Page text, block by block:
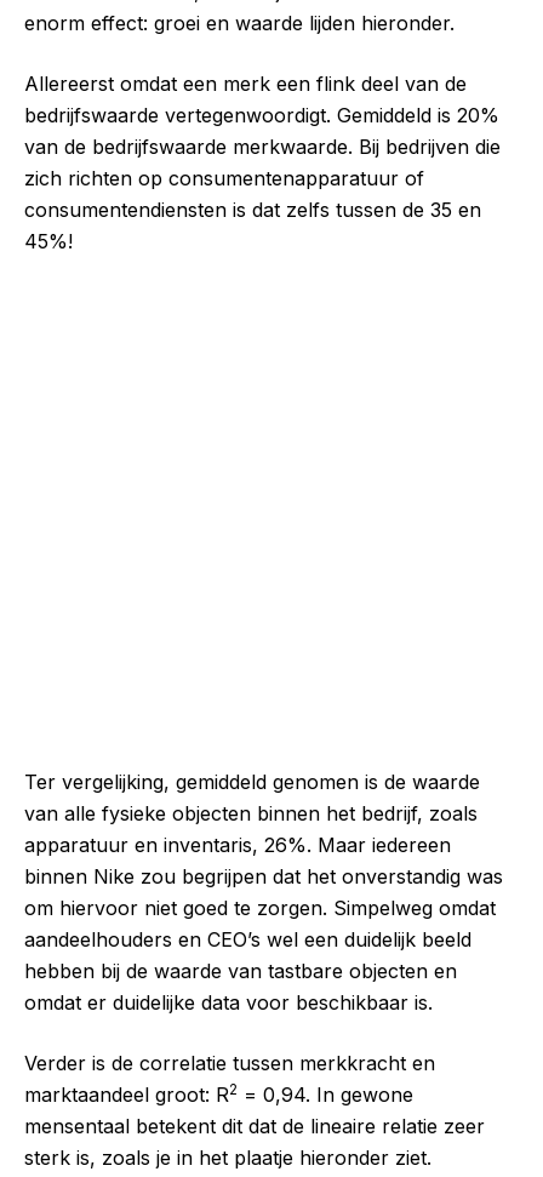
enorm effect: groei en waarde lijden hieronder.
Allereerst omdat een merk een flink deel van de
bedrijfswaarde vertegenwoordigt. Gemiddeld is 20%
van de bedrijfswaarde merkwaarde. Bij bedrijven die
zich richten op consumentenapparatuur of
consumentendiensten is dat zelfs tussen de 35 en
45%!
Ter vergelijking, gemiddeld genomen is de waarde
van alle fysieke objecten binnen het bedrijf, zoals
apparatuur en inventaris, 26%. Maar iedereen
binnen Nike zou begrijpen dat het onverstandig was
om hiervoor niet goed te zorgen. Simpelweg omdat
aandeelhouders en CEO’s wel een duidelijk beeld
hebben bij de waarde van tastbare objecten en
omdat er duidelijke data voor beschikbaar is.
Verder is de correlatie tussen merkkracht en
marktaandeel groot: R2 = 0,94. In gewone
mensentaal betekent dit dat de lineaire relatie zeer
sterk is, zoals je in het plaatje hieronder ziet.